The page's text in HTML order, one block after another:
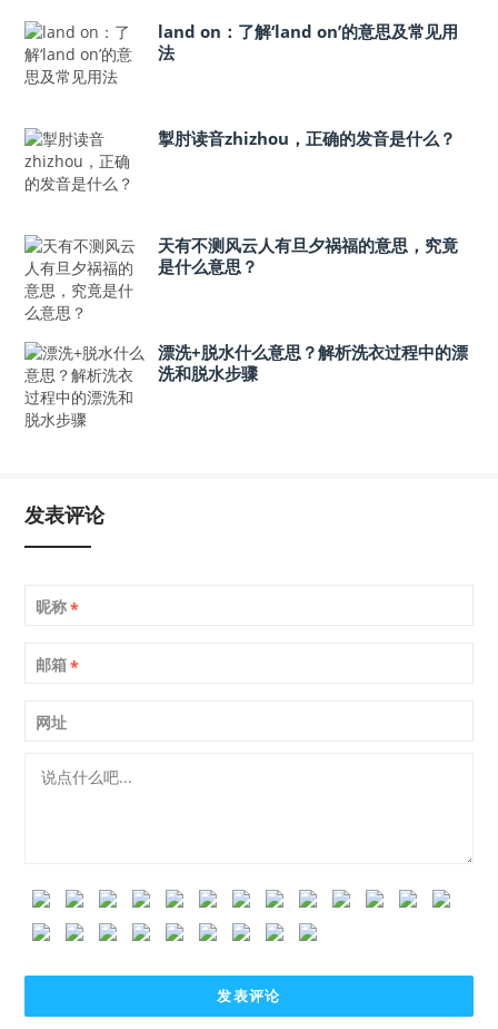
land on：了解‘land on’的意思及常见用
法
掣肘读音zhizhou，正确的发音是什么？
天有不测风云人有旦夕祸福的意思，究竟
是什么意思？
漂洗+脱水什么意思？解析洗衣过程中的漂
洗和脱水步骤
发表评论
昵称*
邮箱*
网址